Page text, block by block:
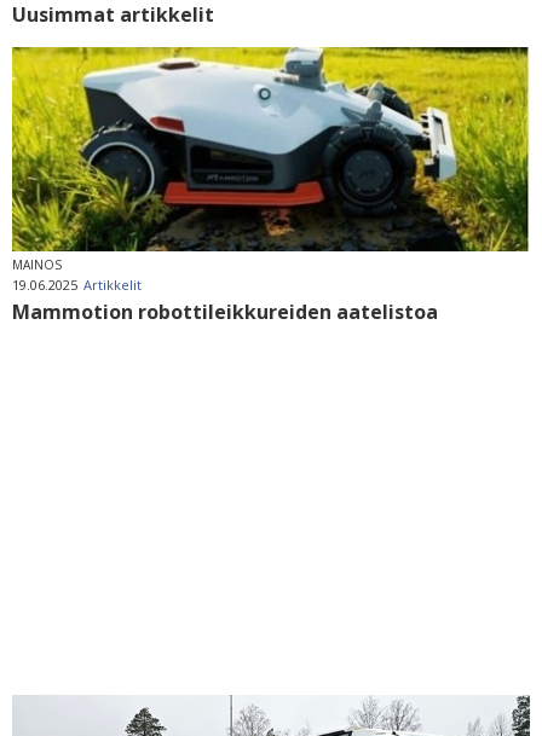
Uusimmat artikkelit
MAINOS
19.06.2025 Artikkelit
Mammotion robottileikkureiden aatelistoa